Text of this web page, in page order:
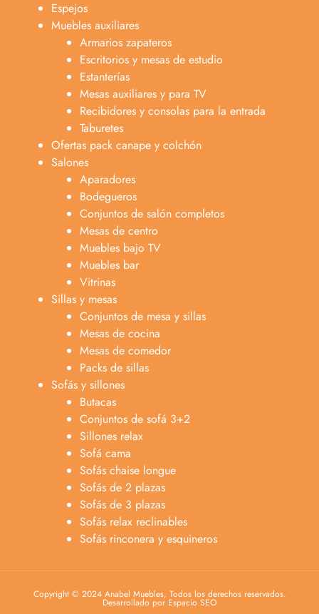
Espejos
Muebles auxiliares
Armarios zapateros
Escritorios y mesas de estudio
Estanterías
Mesas auxiliares y para TV
Recibidores y consolas para la entrada
Taburetes
Ofertas pack canape y colchón
Salones
Aparadores
Bodegueros
Conjuntos de salón completos
Mesas de centro
Muebles bajo TV
Muebles bar
Vitrinas
Sillas y mesas
Conjuntos de mesa y sillas
Mesas de cocina
Mesas de comedor
Packs de sillas
Sofás y sillones
Butacas
Conjuntos de sofá 3+2
Sillones relax
Sofá cama
Sofás chaise longue
Sofás de 2 plazas
Sofás de 3 plazas
Sofás relax reclinables
Sofás rinconera y esquineros
Copyright © 2024 Anabel Muebles, Todos los derechos reservados.
Desarrollado por Espacio SEO